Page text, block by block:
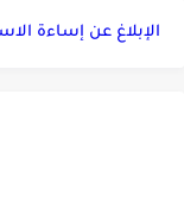
الإبلاغ عن إساءة